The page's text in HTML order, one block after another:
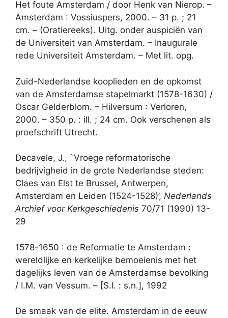
Het foute Amsterdam / door Henk van Nierop. –
Amsterdam : Vossiuspers, 2000. – 31 p. ; 21
cm. – (Oratiereeks). Uitg. onder auspiciën van
de Universiteit van Amsterdam. – Inaugurale
rede Universiteit Amsterdam. – Met lit. opg.
Zuid-Nederlandse kooplieden en de opkomst
van de Amsterdamse stapelmarkt (1578-1630) /
Oscar Gelderblom. – Hilversum : Verloren,
2000. – 350 p. : ill. ; 24 cm. Ook verschenen als
proefschrift Utrecht.
Decavele, J., `Vroege reformatorische
bedrijvigheid in de grote Nederlandse steden:
Claes van Elst te Brussel, Antwerpen,
Amsterdam en Leiden (1524-1528)’, Nederlands
Archief voor Kerkgeschiedenis 70/71 (1990) 13-
29
1578-1650 : de Reformatie te Amsterdam :
wereldlijke en kerkelijke bemoeienis met het
dagelijks leven van de Amsterdamse bevolking
/ I.M. van Vessum. – [S.l. : s.n.], 1992
De smaak van de elite. Amsterdam in de eeuw